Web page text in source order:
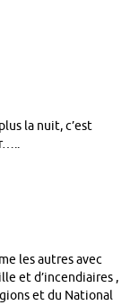
la nuit, c’est
les autres avec
et d’incendiaires ,
et du National